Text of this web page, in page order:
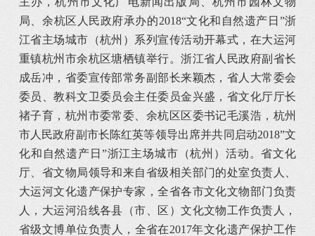
局、余杭区人民政府承办的2018“文化和自然遗产日”浙
江省主场城市（杭州）系列宣传活动开幕式，在大运河
重镇杭州市余杭区塘栖镇举行。浙江省人民政府副省长
成岳冲，省委宣传部常务副部长来颖杰，省人大常委会
委员、教科文卫委员会主任委员金兴盛，省文化厅厅长
禇子育，杭州市委常委、余杭区区委书记毛溪浩，杭州
市人民政府副市长陈红英等领导出席并共同启动2018”文
化和自然遗产日”浙江主场城市（杭州）活动。省文化
厅、省文物局领导和来自省级相关部门的处室负责人、
大运河文化遗产保护专家，全省各市文化文物部门负责
人，大运河沿线各县（市、区）文化文物工作负责人，
省级文博单位负责人，全省在2017年文化遗产保护工作